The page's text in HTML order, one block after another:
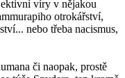
víry v nějakou
otrokářství,
nebo třeba nacismus,
či naopak, prostě